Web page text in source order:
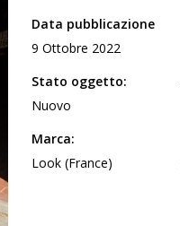
Data pubblicazione
9 Ottobre 2022
Stato oggetto:
Nuovo
Marca:
Look (France)